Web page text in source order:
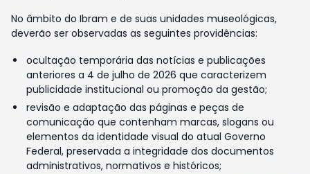
No âmbito do Ibram e de suas unidades museológicas,
deverão ser observadas as seguintes providências:
ocultação temporária das notícias e publicações
anteriores a 4 de julho de 2026 que caracterizem
publicidade institucional ou promoção da gestão;
revisão e adaptação das páginas e peças de
comunicação que contenham marcas, slogans ou
elementos da identidade visual do atual Governo
Federal, preservada a integridade dos documentos
administrativos, normativos e históricos;